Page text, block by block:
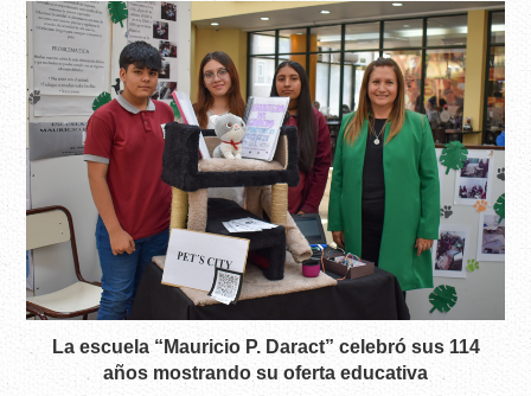
La escuela “Mauricio P. Daract” celebró sus 114
años mostrando su oferta educativa